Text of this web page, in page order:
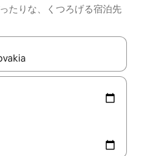
たりな、くつろげる宿泊先
下の矢印キーを使って移動するか